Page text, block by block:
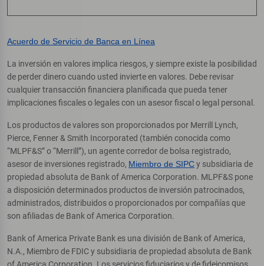
Acuerdo de Servicio de Banca en Línea
La inversión en valores implica riesgos, y siempre existe la posibilidad
de perder dinero cuando usted invierte en valores. Debe revisar
cualquier transacción financiera planificada que pueda tener
implicaciones fiscales o legales con un asesor fiscal o legal personal.
Los productos de valores son proporcionados por Merrill Lynch,
Pierce, Fenner & Smith Incorporated (también conocida como
“MLPF&S” o “Merrill”), un agente corredor de bolsa registrado,
asesor de inversiones registrado, Miembro de SIPCy subsidiaria de
propiedad absoluta de Bank of America Corporation. MLPF&S pone
a disposición determinados productos de inversión patrocinados,
administrados, distribuidos o proporcionados por compañías que
son afiliadas de Bank of America Corporation.
Bank of America Private Bank es una división de Bank of America,
N.A., Miembro de FDIC y subsidiaria de propiedad absoluta de Bank